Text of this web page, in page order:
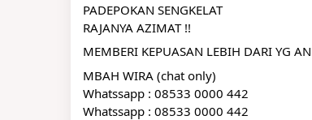
PADEPOKAN SENGKELAT
RAJANYA AZIMAT !!
MEMBERI KEPUASAN LEBIH DARI YG
MBAH WIRA (chat only)
Whatssapp : 08533 0000 442
Whatssapp : 08533 0000 442